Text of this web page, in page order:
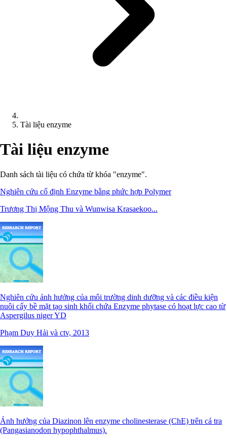
Tài liệu enzyme
Tài liệu enzyme
Danh sách tài liệu có chứa từ khóa "enzyme".
Nghiên cứu cố định Enzyme bằng phức hợp Polymer
Trương Thị Mộng Thu và Wunwisa Krasaekoo...
Nghiên cứu ảnh hưởng của môi trường dinh dưỡng và các điều kiện
nuôi cấy bề mặt tạo sinh khối chứa Enzyme phytase có hoạt lực cao từ
Aspergilus niger YD
Phạm Duy Hải và ctv, 2013
Ảnh hưởng của Diazinon lên enzyme cholinesterase (ChE) trên cá tra
(Pangasianodon hypophthalmus).